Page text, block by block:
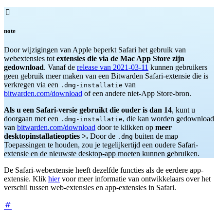

note
Door wijzigingen van Apple beperkt Safari het gebruik van
webextensies tot extensies die via de Mac App Store zijn
gedownload. Vanaf de release van 2021-03-11 kunnen gebruikers
geen gebruik meer maken van een Bitwarden Safari-extensie die is
verkregen via een .dmg-installatie van
bitwarden.com/download of een andere niet-App Store-bron.
Als u een Safari-versie gebruikt die ouder is dan 14, kunt u
doorgaan met een .dmg-installatie, die kan worden gedownload
van bitwarden.com/download door te klikken op meer
desktopinstallatieopties >. Door de .dmg buiten de map
Toepassingen te houden, zou je tegelijkertijd een oudere Safari-
extensie en de nieuwste desktop-app moeten kunnen gebruiken.
De Safari-webextensie heeft dezelfde functies als de eerdere app-
extensie. Klik hiervoor meer informatie van ontwikkelaars over het
verschil tussen web-extensies en app-extensies in Safari.